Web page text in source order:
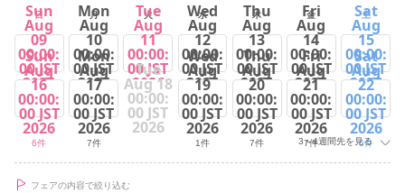
日 月 火 水 木 金 土
Sun
Aug
09
00:00:
00 JST
2026
6件
Mon
Aug
10
00:00:
00 JST
2026
7件
Tue
Aug
11
00:00:
00 JST
2026
6件
Wed
Aug
12
00:00:
00 JST
2026
1件
Thu
Aug
13
00:00:
00 JST
2026
7件
Fri
Aug
14
00:00:
00 JST
2026
7件
Sat
Aug
15
00:00:
00 JST
2026
6件
Sun
Aug
16
00:00:
00 JST
2026
6件
Mon
Aug
17
00:00:
00 JST
2026
7件
Tue
Aug 18
00:00:
00 JST
2026
Wed
Aug
19
00:00:
00 JST
2026
1件
Thu
Aug
20
00:00:
00 JST
2026
7件
Fri
Aug
21
00:00:
00 JST
2026
7件
Sat
Aug
22
00:00:
00 JST
2026
6件
3～4週間先を見る
フェアの内容で絞り込む